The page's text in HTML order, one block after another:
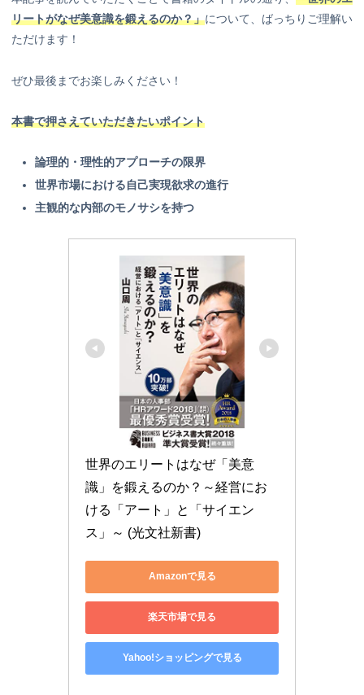
リートがなぜ美意識を鍛えるのか？」について、ばっちりご理解い
ただけます！
ぜひ最後までお楽しみください！
本書で押さえていただきたいポイント
論理的・理性的アプローチの限界
世界市場における自己実現欲求の進行
主観的な内部のモノサシを持つ
世界のエリートはなぜ「美意
識」を鍛えるのか？～経営にお
ける「アート」と「サイエン
ス」～ (光文社新書)
Amazonで見る
楽天市場で見る
Yahoo!ショッピングで見る